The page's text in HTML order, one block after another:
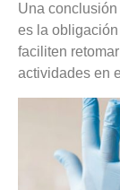
Una
es la
faciliten
actividades en